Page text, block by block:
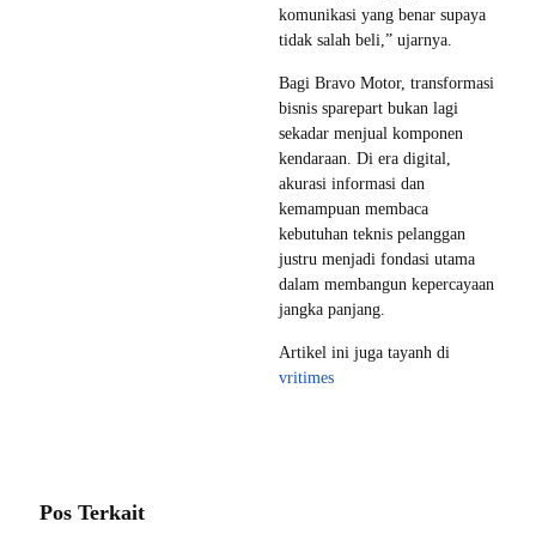
komunikasi yang benar supaya
tidak salah beli,” ujarnya.
Bagi Bravo Motor, transformasi
bisnis sparepart bukan lagi
sekadar menjual komponen
kendaraan. Di era digital,
akurasi informasi dan
kemampuan membaca
kebutuhan teknis pelanggan
justru menjadi fondasi utama
dalam membangun kepercayaan
jangka panjang.
Artikel ini juga tayanh di
vritimes
Pos Terkait